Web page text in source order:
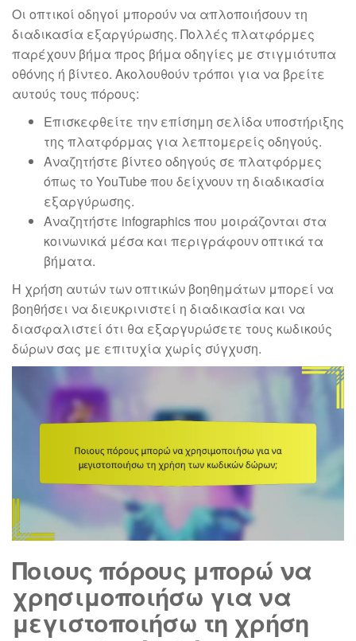
Οι οπτικοί οδηγοί μπορούν να απλοποιήσουν τη
διαδικασία εξαργύρωσης. Πολλές πλατφόρμες
παρέχουν βήμα προς βήμα οδηγίες με στιγμιότυπα
οθόνης ή βίντεο. Ακολουθούν τρόποι για να βρείτε
αυτούς τους πόρους:
Επισκεφθείτε την επίσημη σελίδα υποστήριξης
της πλατφόρμας για λεπτομερείς οδηγούς.
Αναζητήστε βίντεο οδηγούς σε πλατφόρμες
όπως το YouTube που δείχνουν τη διαδικασία
εξαργύρωσης.
Αναζητήστε infographics που μοιράζονται στα
κοινωνικά μέσα και περιγράφουν οπτικά τα
βήματα.
Η χρήση αυτών των οπτικών βοηθημάτων μπορεί να
βοηθήσει να διευκρινιστεί η διαδικασία και να
διασφαλιστεί ότι θα εξαργυρώσετε τους κωδικούς
δώρων σας με επιτυχία χωρίς σύγχυση.
Ποιους πόρους μπορώ να
χρησιμοποιήσω για να
μεγιστοποιήσω τη χρήση